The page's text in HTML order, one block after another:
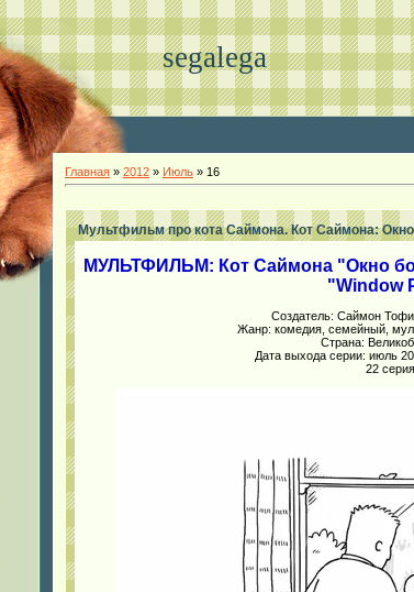
segalega
Главная » 2012 » Июль » 16
Мультфильм про кота Саймона. Кот Саймона:
МУЛЬТФИЛЬМ: Кот Саймона "Окно
"Window
Создатель: Саймон
Жанр: комедия, семейный,
Страна:
Дата выхода серии: июль
22 серия